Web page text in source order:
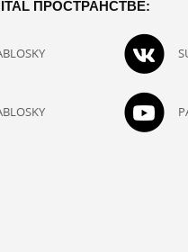
ПРОСТРАНСТВЕ: